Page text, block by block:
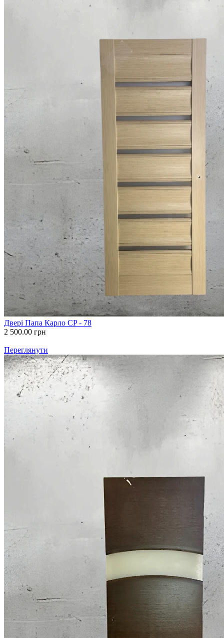
Двері Папа Карло CP - 78
2 500.00 грн
Переглянути